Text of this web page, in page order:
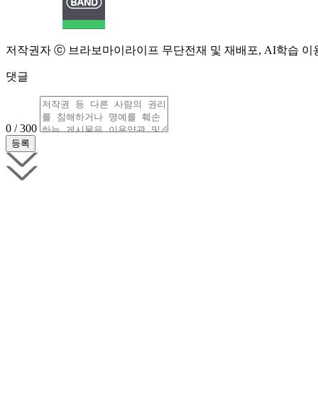
저작권자 ⓒ 브라보마이라이프 무단전재 및 재배포, AI학습 이
댓글
0 / 300